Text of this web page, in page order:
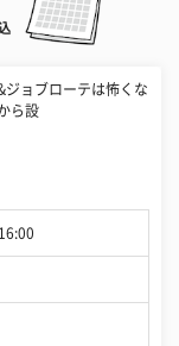
ジョブローテは怖くな
ら設